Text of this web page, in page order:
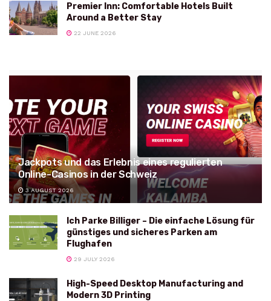
Premier Inn: Comfortable Hotels Built
Around a Better Stay
22 JUNE 2026
Jackpots und das Erlebnis eines regulierten
Online-Casinos in der Schweiz
3 AUGUST 2026
Ich Parke Billiger – Die einfache Lösung für
günstiges und sicheres Parken am
Flughafen
29 JULY 2026
High-Speed Desktop Manufacturing and
Modern 3D Printing